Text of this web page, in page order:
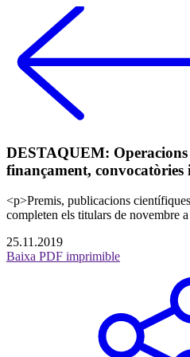
DESTAQUEM:
finançament, convocatòries
<p>Premis, publicacions
completen els titulars de novembre
25.11.2019
Baixa PDF imprimible